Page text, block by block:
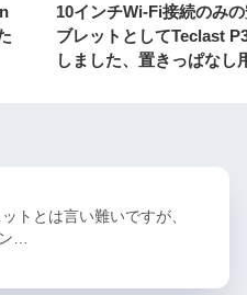
10インチWi-Fi接続のみ
ブレットとしてTeclast
しました、置きっぱなし
トとは言い難いですが、
…